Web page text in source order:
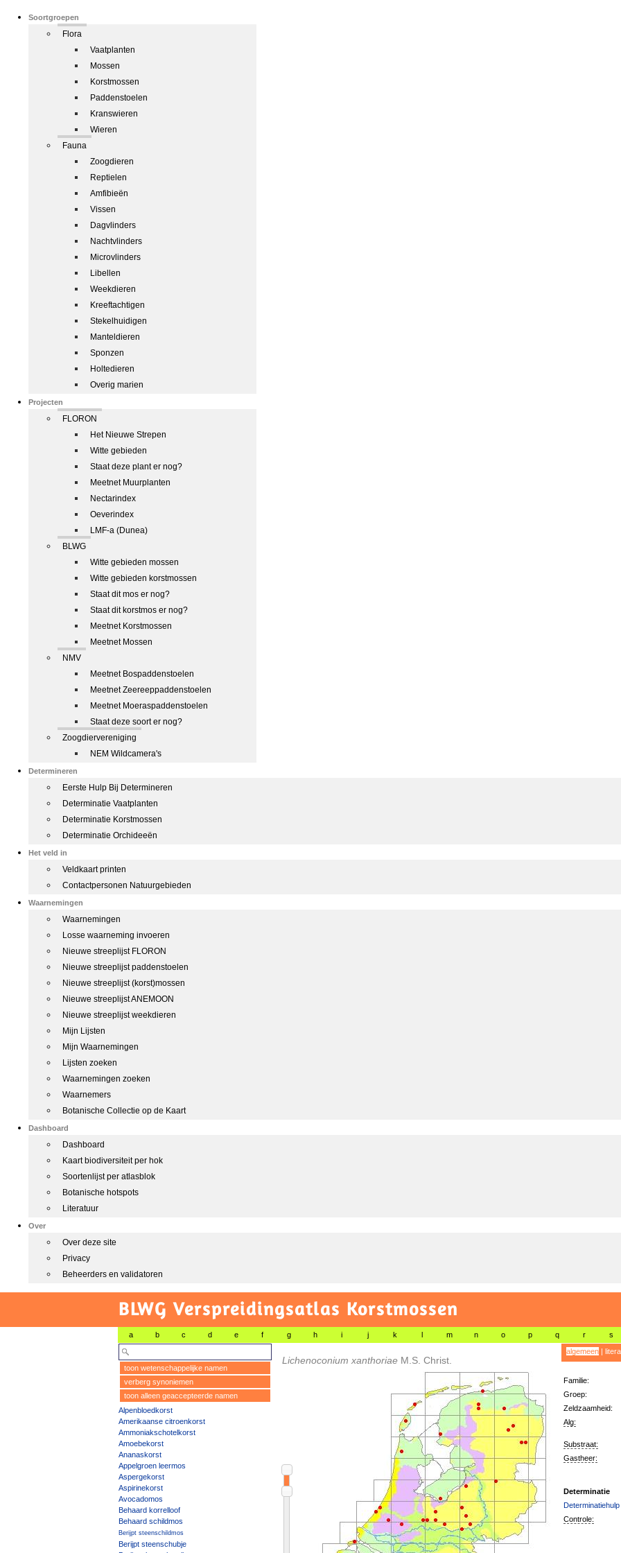
Soortgroepen
Flora
Vaatplanten
Mossen
Korstmossen
Paddenstoelen
Kranswieren
Wieren
Fauna
Zoogdieren
Reptielen
Amfibieën
Vissen
Dagvlinders
Nachtvlinders
Microvlinders
Libellen
Weekdieren
Kreeftachtigen
Stekelhuidigen
Manteldieren
Sponzen
Holtedieren
Overig marien
Projecten
FLORON
Het Nieuwe Strepen
Witte gebieden
Staat deze plant er nog?
Meetnet Muurplanten
Nectarindex
Oeverindex
LMF-a (Dunea)
BLWG
Witte gebieden mossen
Witte gebieden korstmossen
Staat dit mos er nog?
Staat dit korstmos er nog?
Meetnet Korstmossen
Meetnet Mossen
NMV
Meetnet Bospaddenstoelen
Meetnet Zeereeppaddenstoelen
Meetnet Moeraspaddenstoelen
Staat deze soort er nog?
Zoogdiervereniging
NEM Wildcamera's
Determineren
Eerste Hulp Bij Determineren
Determinatie Vaatplanten
Determinatie Korstmossen
Determinatie Orchideeën
Het veld in
Veldkaart printen
Contactpersonen Natuurgebieden
Waarnemingen
Waarnemingen
Losse waarneming invoeren
Nieuwe streeplijst FLORON
Nieuwe streeplijst paddenstoelen
Nieuwe streeplijst (korst)mossen
Nieuwe streeplijst ANEMOON
Nieuwe streeplijst weekdieren
Mijn Lijsten
Mijn Waarnemingen
Lijsten zoeken
Waarnemingen zoeken
Waarnemers
Botanische Collectie op de Kaart
Dashboard
Dashboard
Kaart biodiversiteit per hok
Soortenlijst per atlasblok
Botanische hotspots
Literatuur
Over
Over deze site
Privacy
Beheerders en validatoren
BLWG Verspreidingsatlas Korstmossen
a b c d e f g h i j k l m n o p q r s
toon wetenschappelijke namen
verberg synoniemen
toon alleen geaccepteerde namen
Alpenbloedkorst
Amerikaanse citroenkorst
Ammoniakschotelkorst
Amoebekorst
Ananaskorst
Appelgroen leermos
Aspergekorst
Aspirinekorst
Avocadomos
Behaard korrelloof
Behaard schildmos
Berijpt steenschildmos
Berijpt steenschubje
Lichenoconium xanthoriae M.S. Christ.
algemeen|
Familie:
Groep:
Zeldzaamheid:
Alg:
Substraat:
Gastheer:
Determinatie
Controle: